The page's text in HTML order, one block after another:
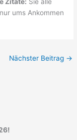
ums Ankommen
Nächster Beitrag →